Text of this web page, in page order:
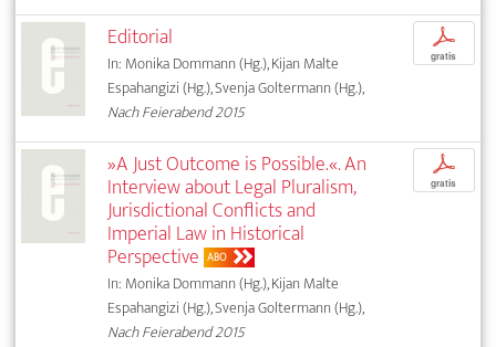
Editorial
In: Monika Dommann (Hg.), Kijan Malte
Espahangizi (Hg.), Svenja Goltermann (Hg.),
Nach Feierabend 2015
p
gratis
»A Just Outcome is Possible.«. An
Interview about Legal Pluralism,
Jurisdictional Conflicts and
Imperial Law in Historical
Perspective ABO
In: Monika Dommann (Hg.), Kijan Malte
Espahangizi (Hg.), Svenja Goltermann (Hg.),
Nach Feierabend 2015
p
gratis